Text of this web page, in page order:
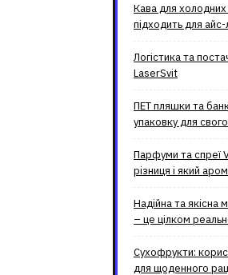
Кава для
підходить для
Логістика та
LaserSvit
ПЕТ пляшки та
упаковку для
Парфуми та спреї
різниця і який
Надійна та якісна
– це цілком
Сухофрукти:
для щоденного